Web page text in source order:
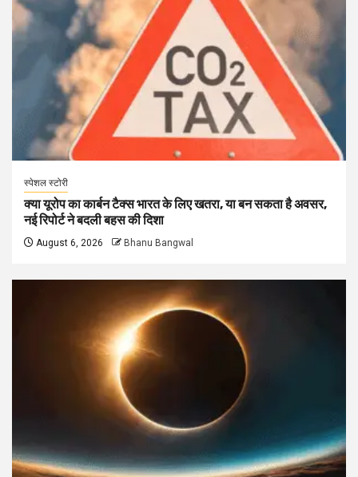
स्पेशल स्टोरी
क्या यूरोप का कार्बन टैक्स भारत के लिए खतरा, या बन सकता है अवसर,
नई रिपोर्ट ने बदली बहस की दिशा
August 6, 2026 Bhanu Bangwal